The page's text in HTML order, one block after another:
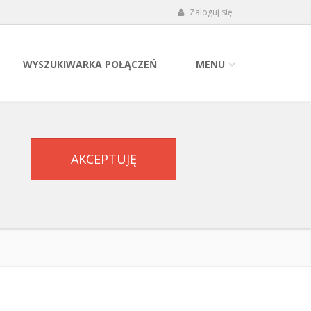
Zaloguj się
WYSZUKIWARKA POŁĄCZEŃ MENU
AKCEPTUJĘ